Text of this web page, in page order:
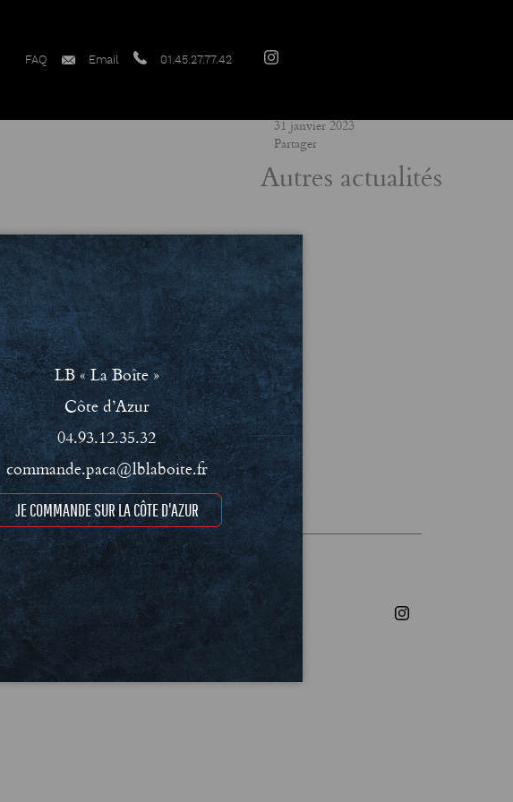
FAQ Email 01.45.27.77.42
31 janvier 2023
Partager
Autres actualités
Mentions légales et Politique de confidentialité
LB « La Boîte »
Côte d’Azur
04.93.12.35.32
commande.paca@lblaboite.fr
JE COMMANDE SUR LA CÔTE D'AZUR